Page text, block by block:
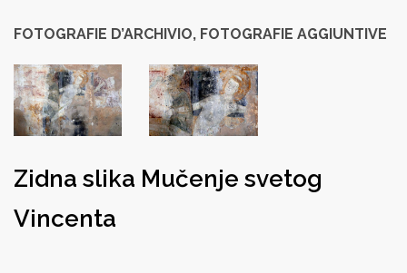
FOTOGRAFIE D’ARCHIVIO, FOTOGRAFIE AGGIUNTIVE
Zidna slika Mučenje svetog
Vincenta